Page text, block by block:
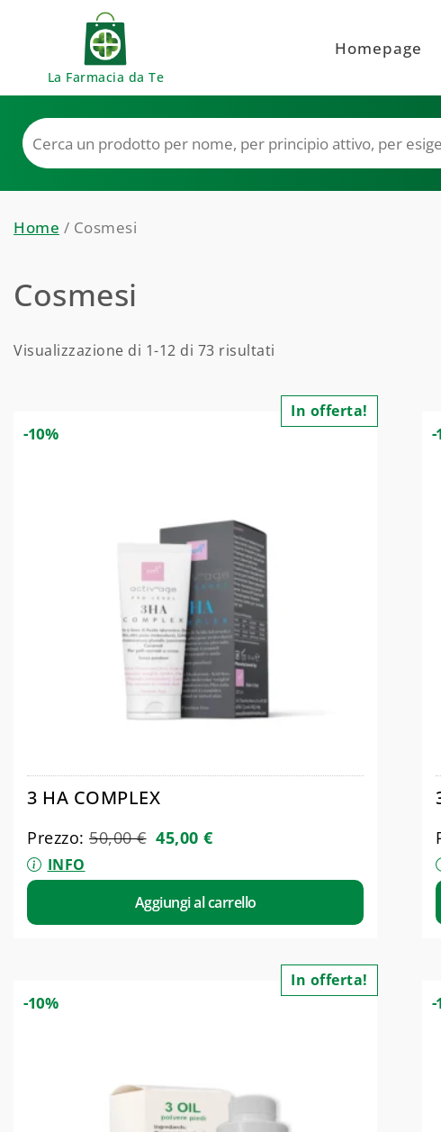
La Farmacia da Te
Homepage
Home / Cosmesi
Cosmesi
Visualizzazione di 1-12 di 73 risultati
3 HA COMPLEX
Prezzo: 50,00€ 45,00 €
INFO
Aggiungi al carrello
In offerta!
-10% -
In offerta!
-10% -